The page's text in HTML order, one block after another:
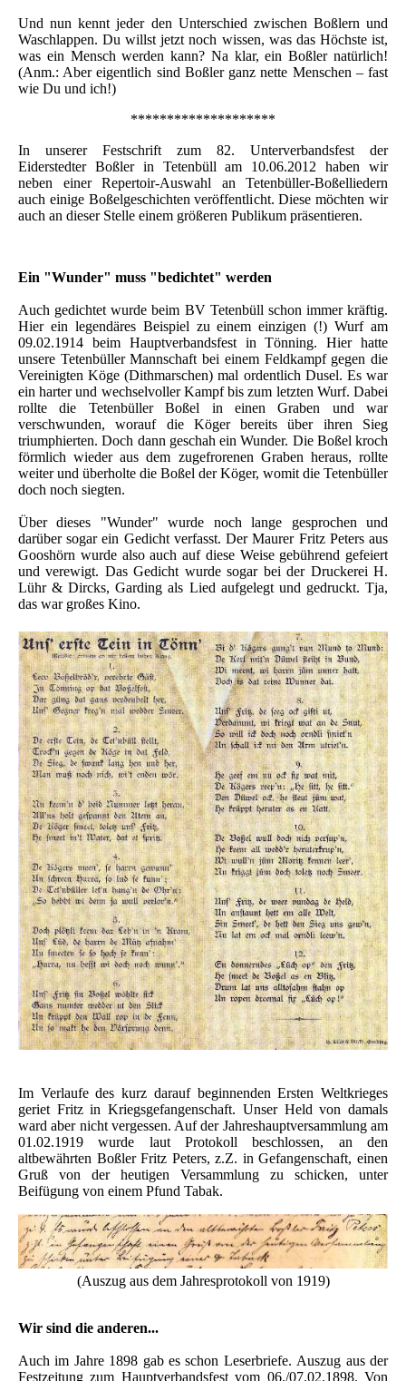
Und nun kennt jeder den Unterschied zwischen Boßlern und
Waschlappen. Du willst jetzt noch wissen, was das Höchste ist,
was ein Mensch werden kann? Na klar, ein Boßler natürlich!
(Anm.: Aber eigentlich sind Boßler ganz nette Menschen – fast
wie Du und ich!)
********************
In unserer Festschrift zum 82. Unterverbandsfest der
Eiderstedter Boßler in Tetenbüll am 10.06.2012 haben wir
neben einer Repertoir-Auswahl an Tetenbüller-Boßelliedern
auch einige Boßelgeschichten veröffentlicht. Diese möchten wir
auch an dieser Stelle einem größeren Publikum präsentieren.
Ein "Wunder" muss "bedichtet" werden
Auch gedichtet wurde beim BV Tetenbüll schon immer kräftig.
Hier ein legendäres Beispiel zu einem einzigen (!) Wurf am
09.02.1914 beim Hauptverbandsfest in Tönning. Hier hatte
unsere Tetenbüller Mannschaft bei einem Feldkampf gegen die
Vereinigten Köge (Dithmarschen) mal ordentlich Dusel. Es war
ein harter und wechselvoller Kampf bis zum letzten Wurf. Dabei
rollte die Tetenbüller Boßel in einen Graben und war
verschwunden, worauf die Köger bereits über ihren Sieg
triumphierten. Doch dann geschah ein Wunder. Die Boßel kroch
förmlich wieder aus dem zugefrorenen Graben heraus, rollte
weiter und überholte die Boßel der Köger, womit die Tetenbüller
doch noch siegten.
Über dieses "Wunder" wurde noch lange gesprochen und
darüber sogar ein Gedicht verfasst. Der Maurer Fritz Peters aus
Gooshörn wurde also auch auf diese Weise gebührend gefeiert
und verewigt. Das Gedicht wurde sogar bei der Druckerei H.
Lühr & Dircks, Garding als Lied aufgelegt und gedruckt. Tja,
das war großes Kino.
Im Verlaufe des kurz darauf beginnenden Ersten Weltkrieges
geriet Fritz in Kriegsgefangenschaft. Unser Held von damals
ward aber nicht vergessen. Auf der Jahreshauptversammlung am
01.02.1919 wurde laut Protokoll beschlossen, an den
altbewährten Boßler Fritz Peters, z.Z. in Gefangenschaft, einen
Gruß von der heutigen Versammlung zu schicken, unter
Beifügung von einem Pfund Tabak.
(Auszug aus dem Jahresprotokoll von 1919)
Wir sind die anderen...
Auch im Jahre 1898 gab es schon Leserbriefe. Auszug aus der
Festzeitung zum Hauptverbandsfest vom 06./07.02.1898. Von